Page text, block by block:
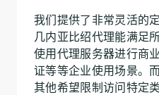
我们提供了非常灵活的
几内亚比绍代理能满足
使用代理服务器进行商
证等等企业使用场景。
其他希望限制访问特定